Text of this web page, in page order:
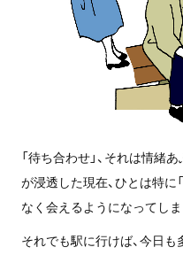
「待ち合わせ」、それは情緒
が浸透した現在、ひとは特に
なく会えるようになってしま
それでも駅に行けば、今日